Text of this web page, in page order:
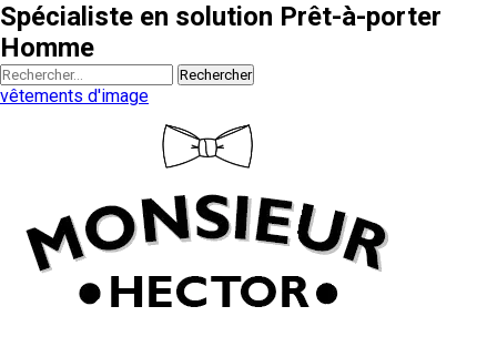
Spécialiste en solution Prêt-à-porter
Homme
Rechercher
vêtements d'image